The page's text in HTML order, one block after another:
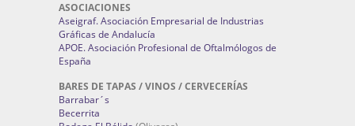
ASOCIACIONES
Aseigraf. Asociación Empresarial de Industrias
Gráficas de Andalucía
APOE. Asociación Profesional de Oftalmólogos de
España
BARES DE TAPAS / VINOS / CERVECERÍAS
Barrabar´s
Becerrita